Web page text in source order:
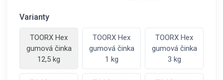
Varianty
TOORX Hex
gumová činka
12,5 kg
TOORX Hex
gumová činka
1 kg
TOORX Hex
gumová činka
3 kg